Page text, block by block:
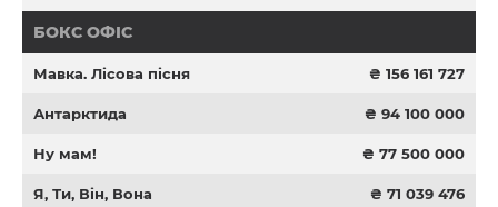
БОКС ОФІС
Мавка. Лісова пісня ₴ 156 161 727
Антарктида ₴ 94 100 000
Ну мам! ₴ 77 500 000
Я, Ти, Він, Вона ₴ 71 039 476